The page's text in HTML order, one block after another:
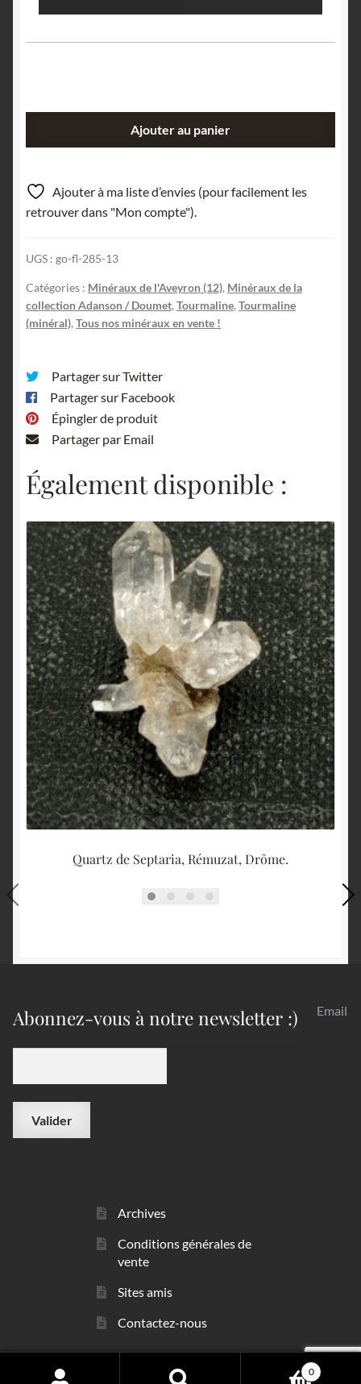
(Tourmaline),
Entraygues-
sur-
Aveyron.
Ajouter au panier
Ajouter à ma liste d’envies (pour facilement les
retrouver dans "Mon compte").
UGS : go-fl-285-13
Catégories : Minéraux de l'Aveyron (12), Minéraux de la
collection Adanson / Doumet, Tourmaline, Tourmaline
(minéral), Tous nos minéraux en vente !
Partager sur Twitter
Partager sur Facebook
Épingler de produit
Partager par Email
Également disponible :
Quartz de Septaria, Rémuzat, Drôme.
Abonnez-vous à notre newsletter :) Email
Archives
Conditions générales de
vente
Sites amis
Contactez-nous
© sarl Les Minéraux 2006 - 2026 0